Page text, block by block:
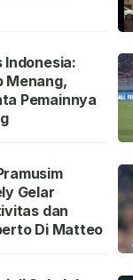
Indonesia:
Menang,
Pemainnya
Gelar
dan
Di Matteo